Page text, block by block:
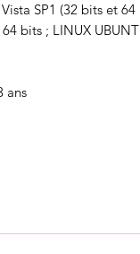
SP1 (32 bits et
64 bits ; LINUX
ans